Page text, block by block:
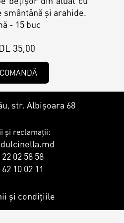
muffins
smântână și arahide.
- 15 buc
35,00
str. Albișoara 68
și reclamații:
22 02 58 58
10 02 11
și condițiile